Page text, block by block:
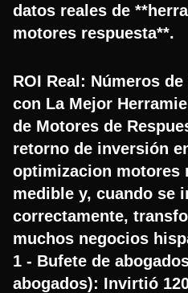
datos reales de
motores respuesta**.
ROI Real: Números
con La Mejor
de Motores de
retorno de inversión
optimizacion motores
medible y, cuando se
correctamente,
muchos negocios
1 - Bufete de
abogados): Invirtió